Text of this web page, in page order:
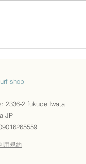
shop
2336-2 fukude Iwata
JP
用規約